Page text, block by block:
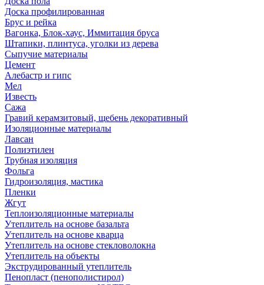
Доска профилированная
Брус и рейка
Вагонка, Блок-хаус, Иммитация бруса
Штапики, плинтуса, уголки из дерева
Сыпучие материалы
Цемент
Алебастр и гипс
Мел
Известь
Сажа
Гравий керамзитовый, щебень декоративный
Изоляционные материалы
Лавсан
Полиэтилен
Трубная изоляция
Фольга
Гидроизоляция, мастика
Пленки
Жгут
Теплоизоляционные материалы
Утеплитель на основе базальта
Утеплитель на основе кварца
Утеплитель на основе стекловолокна
Утеплитель на объекты
Экструдированный утеплитель
Пенопласт (пенополистирол)